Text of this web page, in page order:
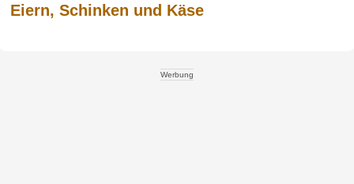
Eiern, Schinken und Käse
Werbung